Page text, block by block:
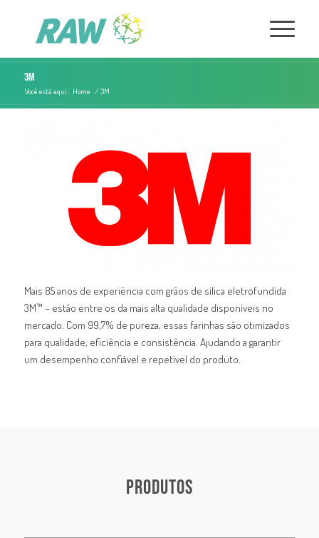
3M
Você está aqui: Home / 3M
Mais 85 anos de experiência com grãos de sílica eletrofundida
3M™ – estão entre os da mais alta qualidade disponíveis no
mercado. Com 99,7% de pureza, essas farinhas são otimizados
para qualidade, eficiência e consistência. Ajudando a garantir
um desempenho confiável e repetível do produto.
PRODUTOS